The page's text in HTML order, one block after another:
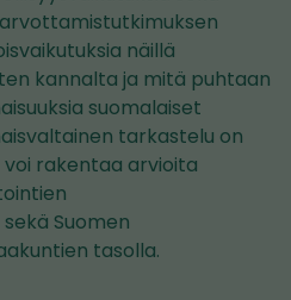
näillä
kannalta ja mitä puhtaan
suomalaiset
tarkastelu on
rakentaa arvioita
Suomen
tasolla.